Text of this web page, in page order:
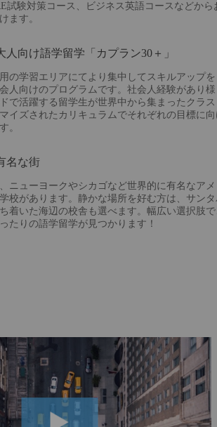
試験対策コース、ビジネス英語コースなどから
ます。
人向け語学留学「カプラン30＋」
の学習エリアにてより集中してスキルアップ
人向けのプログラムです。社会人経験があり
で活躍する留学生が世界中から集まったクラス
イズされたカリキュラムでそれぞれの目標に
。
名な街
ニューヨークやシカゴなど世界的に有名なア
校があります。静かな場所を好む方は、サン
着いた海辺の校舎も選べます。幅広い選択肢
たりの語学留学が見つかります！